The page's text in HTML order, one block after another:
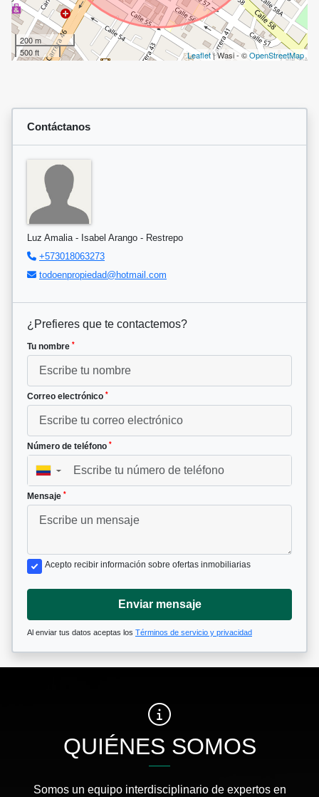
200 m
500 ft
Leaflet| Wasi - ©OpenStreetMap
Contáctanos
Luz Amalia - Isabel Arango - Restrepo
+573018063273
todoenpropiedad@hotmail.com
¿Prefieres que te contactemos?
Tu nombre *
Correo electrónico *
Número de teléfono *
▼
Mensaje *
Acepto recibir información sobre ofertas inmobiliarias
Enviar mensaje
Al enviar tus datos aceptas los Términos de servicio y privacidad
QUIÉNES SOMOS
Somos un equipo interdisciplinario de expertos en